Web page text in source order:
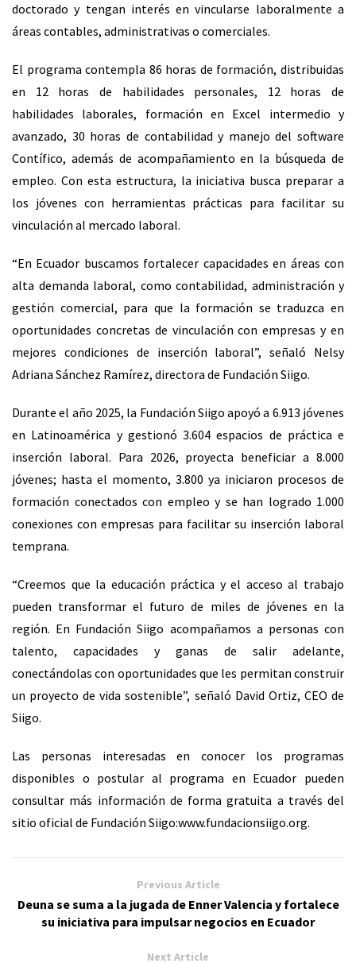
doctorado y tengan interés en vincularse laboralmente a
áreas contables, administrativas o comerciales.
El programa contempla 86 horas de formación, distribuidas
en 12 horas de habilidades personales, 12 horas de
habilidades laborales, formación en Excel intermedio y
avanzado, 30 horas de contabilidad y manejo del software
Contífico, además de acompañamiento en la búsqueda de
empleo. Con esta estructura, la iniciativa busca preparar a
los jóvenes con herramientas prácticas para facilitar su
vinculación al mercado laboral.
“En Ecuador buscamos fortalecer capacidades en áreas con
alta demanda laboral, como contabilidad, administración y
gestión comercial, para que la formación se traduzca en
oportunidades concretas de vinculación con empresas y en
mejores condiciones de inserción laboral”, señaló Nelsy
Adriana Sánchez Ramírez, directora de Fundación Siigo.
Durante el año 2025, la Fundación Siigo apoyó a 6.913 jóvenes
en Latinoamérica y gestionó 3.604 espacios de práctica e
inserción laboral. Para 2026, proyecta beneficiar a 8.000
jóvenes; hasta el momento, 3.800 ya iniciaron procesos de
formación conectados con empleo y se han logrado 1.000
conexiones con empresas para facilitar su inserción laboral
temprana.
“Creemos que la educación práctica y el acceso al trabajo
pueden transformar el futuro de miles de jóvenes en la
región. En Fundación Siigo acompañamos a personas con
talento, capacidades y ganas de salir adelante,
conectándolas con oportunidades que les permitan construir
un proyecto de vida sostenible”, señaló David Ortiz, CEO de
Siigo.
Las personas interesadas en conocer los programas
disponibles o postular al programa en Ecuador pueden
consultar más información de forma gratuita a través del
sitio oficial de Fundación Siigo:www.fundacionsiigo.org.
Previous Article
Deuna se suma a la jugada de Enner Valencia y fortalece
su iniciativa para impulsar negocios en Ecuador
Next Article